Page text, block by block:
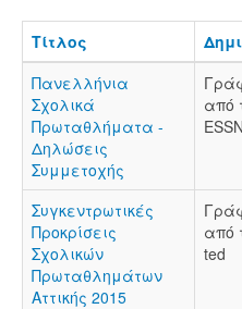
Τίτλος
Πανελλήνια
Σχολικά
Πρωταθλήματα -
Δηλώσεις
Συμμετοχής
από
Συγκεντρωτικές
Προκρίσεις
Σχολικών
Πρωταθλημάτων
Αττικής 2015
από
ted